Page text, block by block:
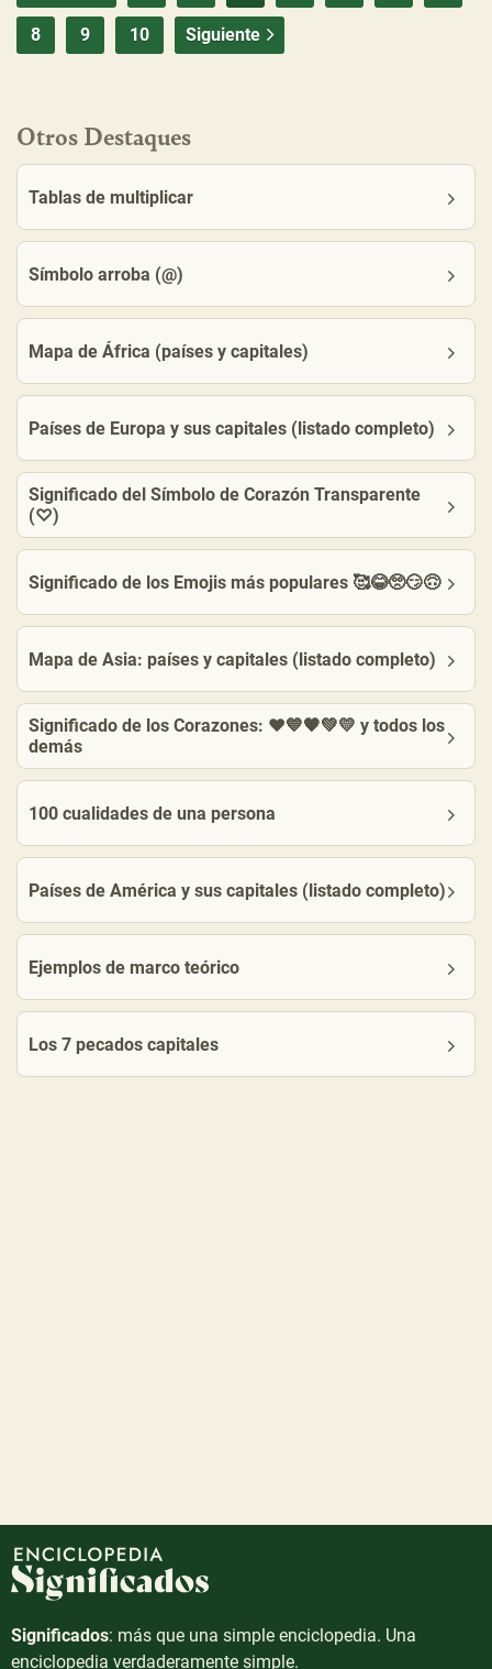
8 9 10 Siguiente
Otros Destaques
Tablas de multiplicar
Símbolo arroba (@)
Mapa de África (países y capitales)
Países de Europa y sus capitales (listado completo)
Significado del Símbolo de Corazón Transparente
(♡)
Significado de los Emojis más populares 🥰😂🥺😏🙃
Mapa de Asia: países y capitales (listado completo)
Significado de los Corazones: ❤️💙🖤💚💛 y todos los
demás
100 cualidades de una persona
Países de América y sus capitales (listado completo)
Ejemplos de marco teórico
Los 7 pecados capitales
Significados: más que una simple enciclopedia. Una
enciclopedia verdaderamente simple.